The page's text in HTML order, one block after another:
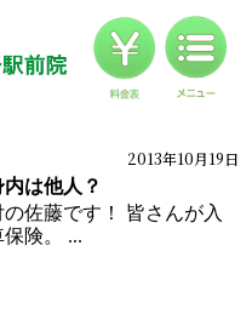
2013年10月19日
は他人？
佐藤です！ 皆さんが入
険。 ...